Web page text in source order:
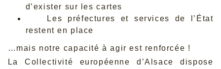
d’exister sur les cartes
Les préfectures et services de l’État
restent en place
…mais notre capacité à agir est renforcée !
La Collectivité européenne d’Alsace dispose